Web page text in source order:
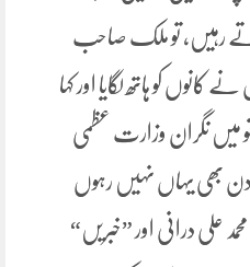
رہیں، تو ملک صاحب
کو ہاتھ لگایا اور کہا
میں نگران وزارت عظمی
دن بھی یہاں نہیں رہوں
علی درانی اور ”خبریں“